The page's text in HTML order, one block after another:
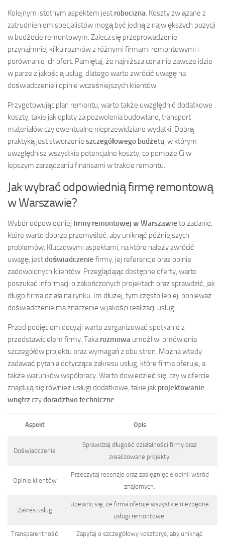
Kolejnym istotnym aspektem jest robocizna. Koszty związane z
zatrudnieniem specjalistów mogą być jedną z największych pozycji
w budżecie remontowym. Zaleca się przeprowadzenie
przynajmniej kilku rozmów z różnymi firmami remontowymi i
porównanie ich ofert. Pamiętaj, że najniższa cena nie zawsze idzie
w parze z jakością usług, dlatego warto zwrócić uwagę na
doświadczenie i opinie wcześniejszych klientów.
Przygotowując plan remontu, warto także uwzględnić dodatkowe
koszty, takie jak opłaty za pozwolenia budowlane, transport
materiałów czy ewentualne nieprzewidziane wydatki. Dobrą
praktyką jest stworzenie szczegółowego budżetu, w którym
uwzględnisz wszystkie potencjalne koszty, co pomoże Ci w
lepszym zarządzaniu finansami w trakcie remontu.
Jak wybrać odpowiednią firmę remontową
w Warszawie?
Wybór odpowiedniej firmy remontowej w Warszawie to zadanie,
które warto dobrze przemyśleć, aby uniknąć późniejszych
problemów. Kluczowymi aspektami, na które należy zwrócić
uwagę, jestdoświadczenie firmy, jej referencje oraz opinie
zadowolonych klientów. Przeglądając dostępne oferty, warto
poszukać informacji o zakończonych projektach oraz sprawdzić, jak
długo firma działa na rynku. Im dłużej, tym często lepiej, ponieważ
doświadczenie ma znaczenie w jakości realizacji usług.
Przed podjęciem decyzji warto zorganizować spotkanie z
przedstawicielem firmy. Takarozmowa umożliwi omówienie
szczegółów projektu oraz wymagań z obu stron. Można wtedy
zadawać pytania dotyczące zakresu usług, które firma oferuje, a
także warunków współpracy. Warto dowiedzieć się, czy w ofercie
znajdują się również usługi dodatkowe, takie jak projektowanie
wnętrzczydoradztwo techniczne.
Aspekt Opis
Doświadczenie
Sprawdzaj długość działalności firmy oraz
zrealizowane projekty.
Opinie klientów
Przeczytaj recenzje oraz zasięgnięcie opinii wśród
znajomych.
Zakres usług
Upewnij się, że firma oferuje wszystkie niezbędne
usługi remontowe.
Transparentność
Zapytaj o szczegółowy kosztorys, aby uniknąć